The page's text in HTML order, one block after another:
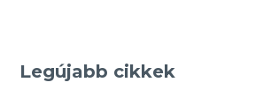
Legújabb cikkek